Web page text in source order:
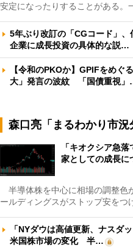
安定になったりすることがある。
5年ぶり改訂の「CGコード」
企業に成長投資の具体的な説…
【令和のPKOか】GPIFをめぐ
大」発言の波紋 「国債重視
森口亮「まるわかり市況
「キオクシア急
家としての成長
半導体株を中心に相場の調整色
ールディングスがストップ安をつ
「NYダウは高値更新、ナスダ
米国株市場の変化 半…